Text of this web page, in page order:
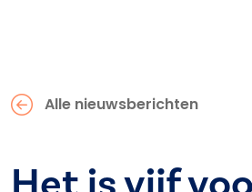
Alle nieuwsberichten